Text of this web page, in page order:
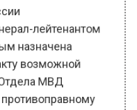
лейтенантом
назначена
возможной
МВД
противоправному